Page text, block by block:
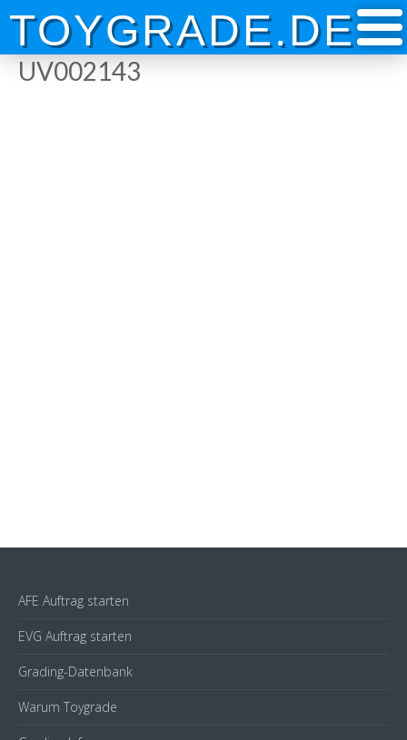
Skip
content
TOYGRADE.DE
UV002143
AFE Auftrag starten
EVG Auftrag starten
Grading-Datenbank
Warum Toygrade